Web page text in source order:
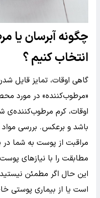
چگونه آبرسان یا
انتخاب کنیم ؟
گاهی اوقات، تمایز قایل
«مرطوب‌کننده» در مورد
اوقات، کرم
باشد و برعکس. بررسی
مراقبت از پوست به شما در
مطابقت را با نیازهای
این حال اگر مطمئن
است یا از بیماری پوستی